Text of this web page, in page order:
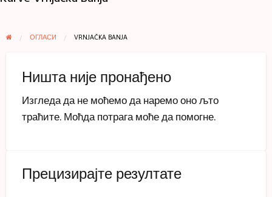
ОГЛАСИ VRNJAČKA BANJA
Ништа није пронађено
Изгледа да не моћемо да наремо оно љто
траћите. Моћда потрага моће да помогне.
Прецизирајте резултате